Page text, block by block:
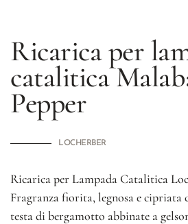
Ricarica per
catalitica
Pepper
LOCHERBER
Ricarica per Lampada Catalitica
Fragranza fiorita, legnosa e cipriata
testa di bergamotto abbinate a